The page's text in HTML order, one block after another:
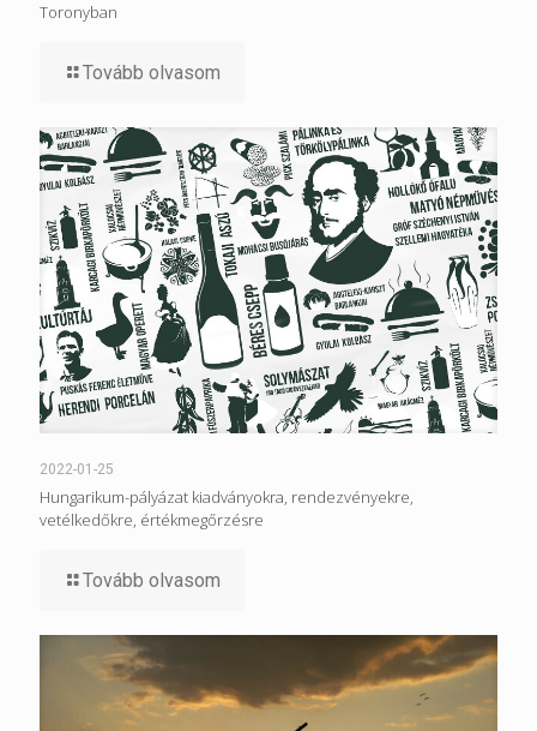
Toronyban
Tovább olvasom
2022-01-25
Hungarikum-pályázat kiadványokra, rendezvényekre,
vetélkedőkre, értékmegőrzésre
Tovább olvasom